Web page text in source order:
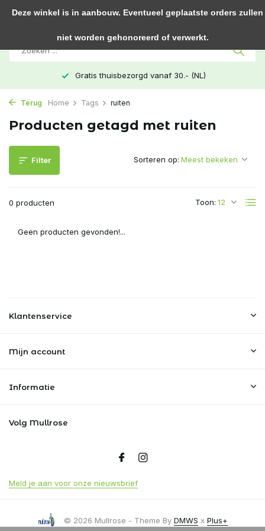
Gratis thuisbezorgd vanaf 30.- (NL)
Terug Home Tags ruiten
Producten getagd met ruiten
Filter
0 producten Toon:
Sorteren op:
Geen producten gevonden!...
Klantenservice
Mijn account
Informatie
Volg Mullrose
Meld je aan voor onze nieuwsbrief
© 2026 Mullrose - Theme By DMWS x Plus+
Deze winkel is in aanbouw. Eventueel geplaatste orders zullen
niet worden gehonoreerd of verwerkt.